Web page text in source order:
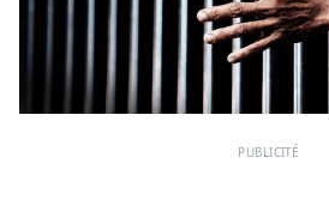
PUBLICITÉ